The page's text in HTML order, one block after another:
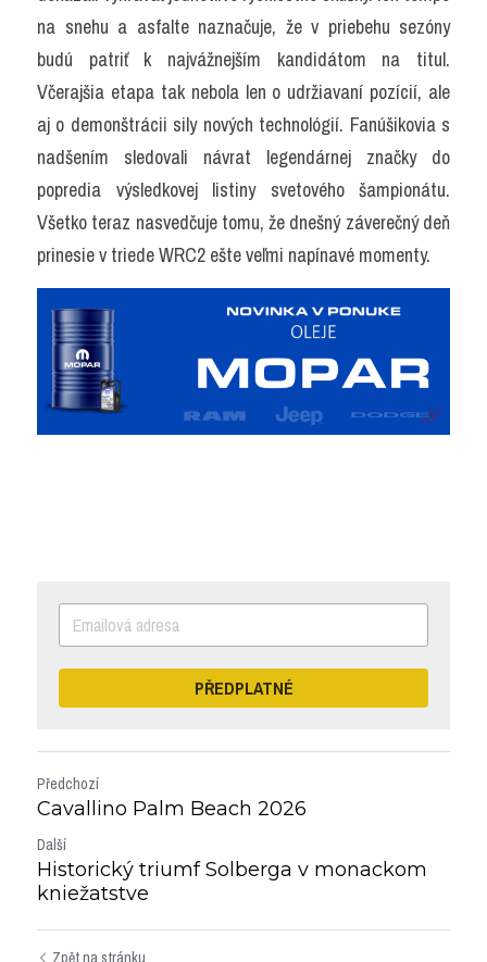
na snehu a asfalte naznačuje, že v priebehu sezóny
budú patriť k najvážnejším kandidátom na titul.
Včerajšia etapa tak nebola len o udržiavaní pozícií, ale
aj o demonštrácii sily nových technológií. Fanúšikovia s
nadšením sledovali návrat legendárnej značky do
popredia výsledkovej listiny svetového šampionátu.
Všetko teraz nasvedčuje tomu, že dnešný záverečný deň
prinesie v triede WRC2 ešte veľmi napínavé momenty.
PŘEDPLATNÉ
Předchozí
Cavallino Palm Beach 2026
Další
Historický triumf Solberga v monackom
kniežatstve
Zpět na stránku